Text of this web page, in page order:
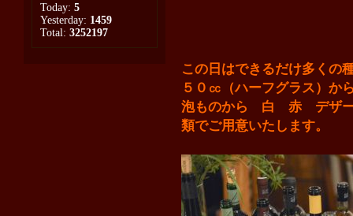
この日はできるだけ多くの
５０㏄（ハーフグラス）か
泡ものから 白 赤 デザー
類でご用意いたします。
Today: 5
Yesterday: 1459
Total: 3252197